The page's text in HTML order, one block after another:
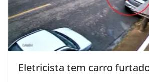
Eletricista tem carro